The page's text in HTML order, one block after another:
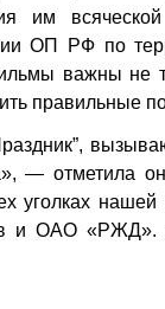
им
ОП РФ по
важны не
правильные
— отметила
уголках
и ОАО